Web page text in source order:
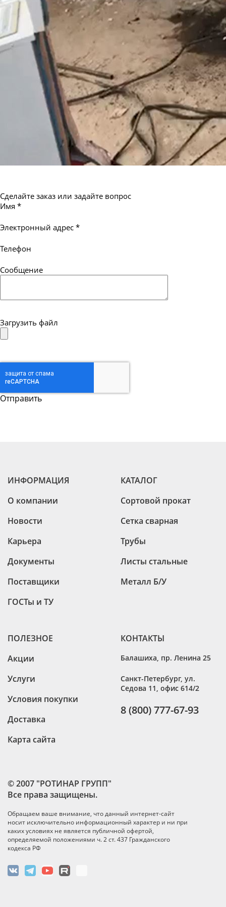
Труба бесшовная 550
Сделайте заказ или задайте вопрос
Имя *
Электронный адрес *
Телефон
Сообщение
Загрузить файл
© 2007 "РОТИНАР ГРУПП"
Все права защищены.
Обращаем ваше внимание, что данный интернет-сайт
носит исключительно информационный характер и ни при
каких условиях не является публичной офертой,
определяемой положениями ч. 2 ст. 437 Гражданского
кодекса РФ
ИНФОРМАЦИЯ
О компании
Новости
Карьера
Документы
Поставщики
ГОСТы и ТУ
КАТАЛОГ
Сортовой прокат
Сетка сварная
Трубы
Листы стальные
Металл Б/У
ПОЛЕЗНОЕ
Акции
Услуги
Условия покупки
Доставка
Карта сайта
КОНТАКТЫ
Балашиха пр. Ленина 25
Санкт-Петербург, ул.
Седова 11, офис 614/2
8 (800) 777-67-93